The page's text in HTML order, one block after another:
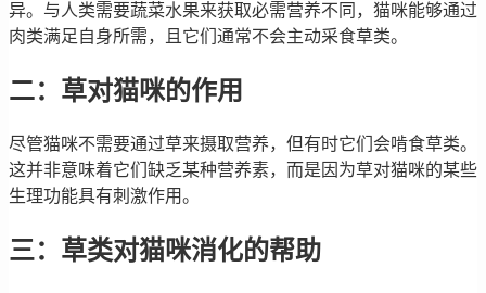
异。与人类需要蔬菜水果来获取必需营养不同，猫咪能够通过
肉类满足自身所需，且它们通常不会主动采食草类。
二：草对猫咪的作用
尽管猫咪不需要通过草来摄取营养，但有时它们会啃食草类。
这并非意味着它们缺乏某种营养素，而是因为草对猫咪的某些
生理功能具有刺激作用。
三：草类对猫咪消化的帮助